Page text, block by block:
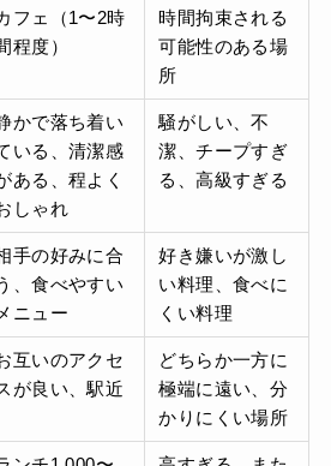
フェ（1〜2時
程度）
時間拘束される
可能性のある場
所
かで落ち着い
いる、清潔感
ある、程よく
しゃれ
騒がしい、不
潔、チープすぎ
る、高級すぎる
手の好みに合
、食べやすい
メニュー
好き嫌いが激し
い料理、食べに
くい料理
互いのアクセ
が良い、駅近
どちらか一方に
極端に遠い、分
かりにくい場所